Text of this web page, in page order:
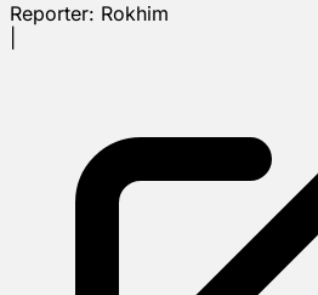
Reporter: Rokhim